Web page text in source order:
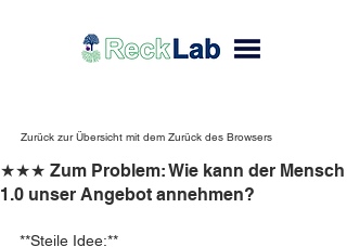
Zurück zur Übersicht mit dem Zurück des Browsers
★★★ Zum Problem: Wie kann der Mensch
1.0 unser Angebot annehmen?
**Steile Idee:**